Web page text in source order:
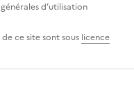
d’utilisation
ce site sont sous licence